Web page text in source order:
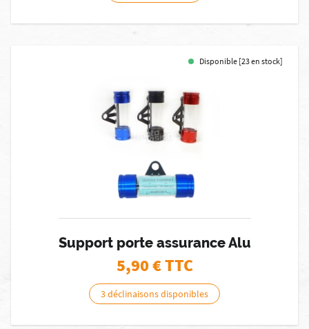
Disponible [23 en stock]
Support porte assurance Alu
5,90€ TTC
3 déclinaisons disponibles